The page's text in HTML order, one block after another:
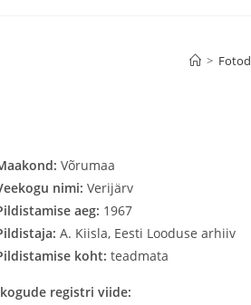
> Fotod
Võrumaa
nimi:Verijärv
aeg: 1967
A. Kiisla, Eesti Looduse arhiiv
koht:teadmata
registri viide: